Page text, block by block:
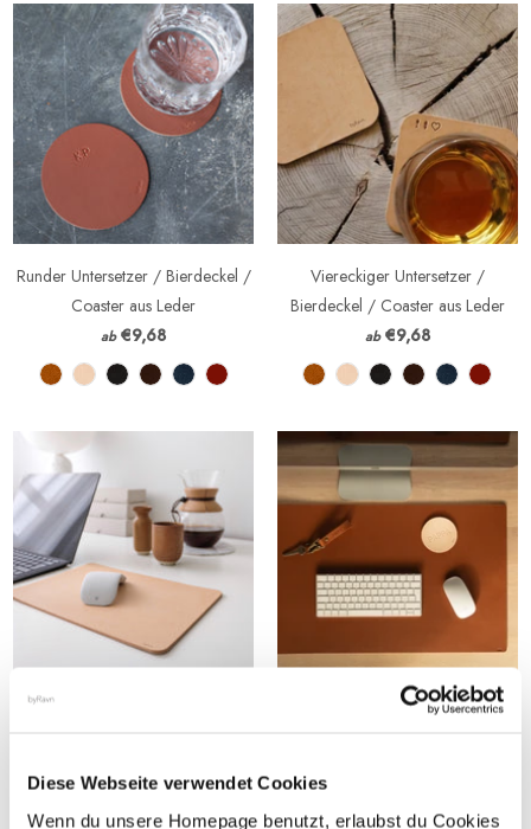
Diese Webseite verwendet Cookies
Wenn du unsere Homepage benutzt, erlaubst du Cookies
Runder Untersetzer / Bierdeckel /
Coaster aus Leder
ab €9,68
Viereckiger Untersetzer /
Bierdeckel / Coaster aus Leder
ab €9,68
Schreibtischunterlage aus Leder